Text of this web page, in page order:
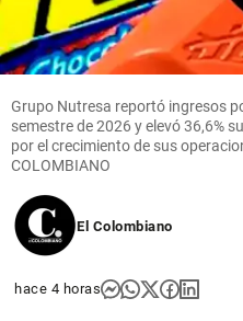
Grupo Nutresa reportó ingresos
semestre de 2026 y elevó 36,6%
por el crecimiento de sus
COLOMBIANO
El Colombiano
hace 4 horas